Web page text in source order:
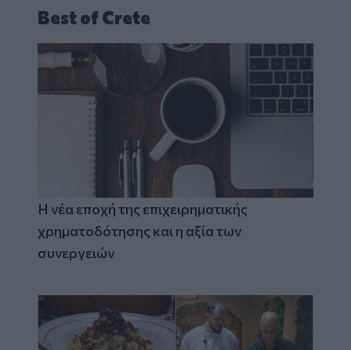
Best of Crete
Η νέα εποχή της επιχειρηματικής
χρηματοδότησης και η αξία των
συνεργειών